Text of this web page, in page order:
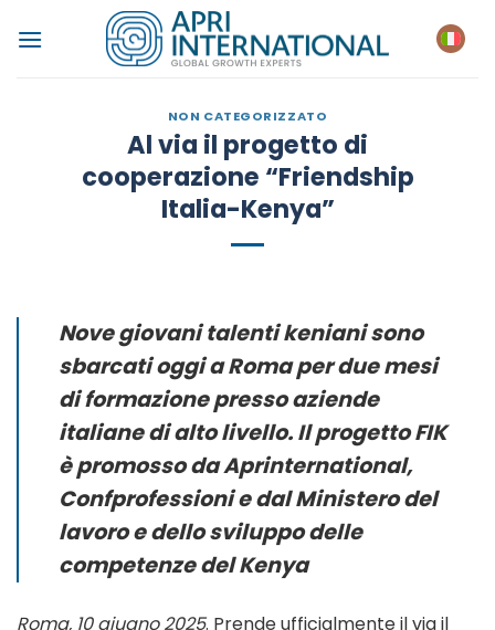
NON CATEGORIZZATO
Al via il progetto di
cooperazione “Friendship
Italia-Kenya”
Nove giovani talenti keniani sono
sbarcati oggi a Roma per due mesi
di formazione presso aziende
italiane di alto livello. Il progetto FIK
è promosso da Aprinternational,
Confprofessioni e dal Ministero del
lavoro e dello sviluppo delle
competenze del Kenya
Roma, 10 giugno 2025. Prende ufficialmente il via il